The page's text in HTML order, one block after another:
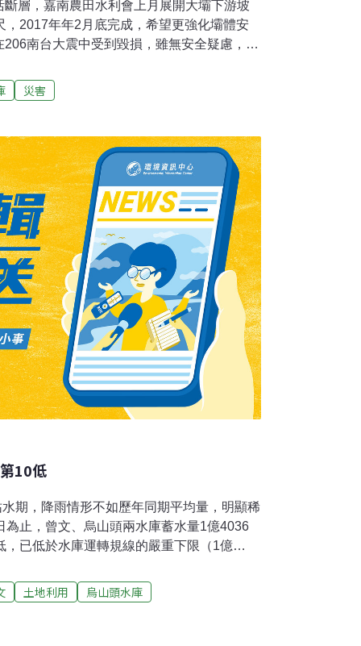
層，嘉南農田水利會上月展開大壩下游坡
，2017年年2月底完成，希望更強化壩體安
南台大震中受到毀損，雖無安全疑慮，但
斷層，最近處離水庫壩堤約200公尺，水利
4500萬元預算在大壩外側坡進行壩體下游
。他表示，為強化水庫防震功能，水利會
比3斜率，順著大壩外坡向外延伸培厚，可
原有土石為培厚建材，力求與舊壩體可以無
更先進的土木技術，一定可以讓這座水庫壩
大震，水庫安全無虞，但因水庫年代
災害
10低
期，降雨情形不如歷年同期平均量，明顯稀
為止，曾文、烏山頭兩水庫蓄水量1億4036
，已低於水庫運轉規線的嚴重下限（1億
平時就採行加強灌溉管理措施，該會研判
民國92年的缺水時期。為嚴控水庫蓄水量，
土地利用 烏山頭水庫